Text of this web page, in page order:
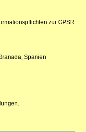
zur GPSR
Spanien